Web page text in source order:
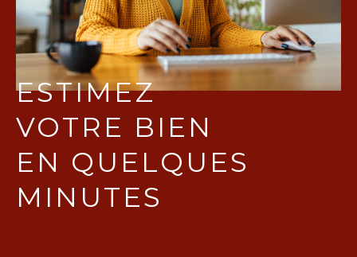
ESTIMEZ
VOTRE BIEN
EN QUELQUES
MINUTES